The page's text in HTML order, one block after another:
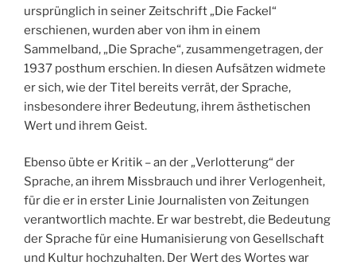
ursprünglich in seiner Zeitschrift „Die Fackel“
erschienen, wurden aber von ihm in einem
Sammelband, „Die Sprache“, zusammengetragen, der
1937 posthum erschien. In diesen Aufsätzen widmete
er sich, wie der Titel bereits verrät, der Sprache,
insbesondere ihrer Bedeutung, ihrem ästhetischen
Wert und ihrem Geist.
Ebenso übte er Kritik – an der „Verlotterung“ der
Sprache, an ihrem Missbrauch und ihrer Verlogenheit,
für die er in erster Linie Journalisten von Zeitungen
verantwortlich machte. Er war bestrebt, die Bedeutung
der Sprache für eine Humanisierung von Gesellschaft
und Kultur hochzuhalten. Der Wert des Wortes war